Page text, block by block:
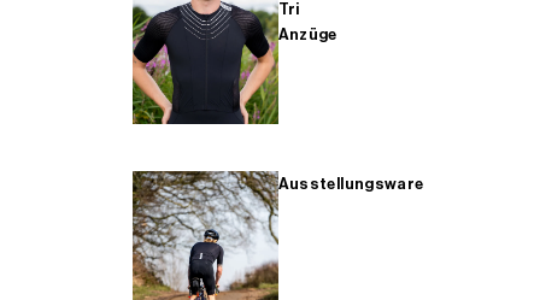
Tri
Anzüge
Ausstellungsware